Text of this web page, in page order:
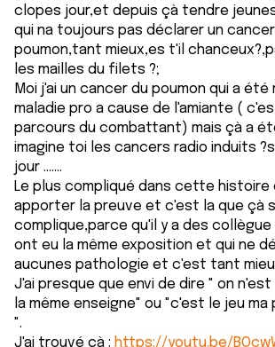
clopes jour,et depuis çà tendre
qui na toujours pas déclarer un
poumon,tant mieux,es t'il
les mailles du filets ?;
Moi j'ai un cancer du poumon qui a été
maladie pro a cause de l'amiante (
parcours du combattant) mais çà a
imagine toi les cancers radio induits
jour .......
Le plus compliqué dans cette
apporter la preuve et c'est la que çà
complique,parce qu'il y a des
ont eu la même exposition et qui ne
aucunes pathologie et c'est tant
J'ai presque que envi de dire " on
la même enseigne" ou "c'est le jeu
".
J'ai trouvé çà : https://youtu.be/